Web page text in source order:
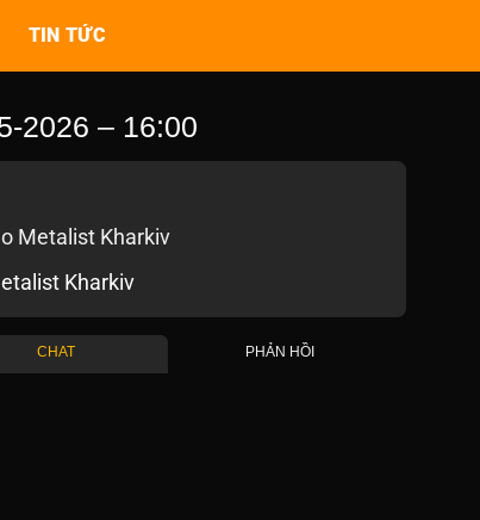
TIN TỨC
2026 – 16:00
Kharkiv
CHAT PHẢN HỒI